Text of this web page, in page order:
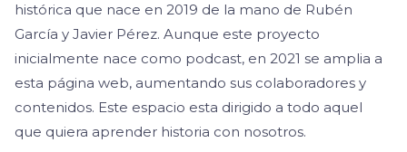
histórica que nace en 2019 de la mano de Rubén
García y Javier Pérez. Aunque este proyecto
inicialmente nace como podcast, en 2021 se amplia a
esta página web, aumentando sus colaboradores y
contenidos. Este espacio esta dirigido a todo aquel
que quiera aprender historia con nosotros.